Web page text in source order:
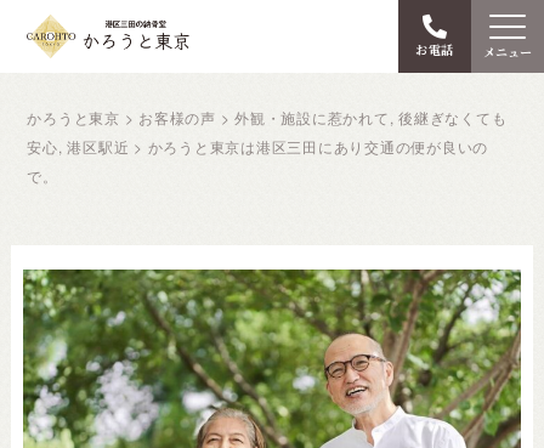
お電話 メニュー
かろうと東京 > お客様の声 >外観・施設に惹かれて,後継ぎなくても
安心,港区駅近 > かろうと東京は港区三田にあり交通の便が良いの
で。